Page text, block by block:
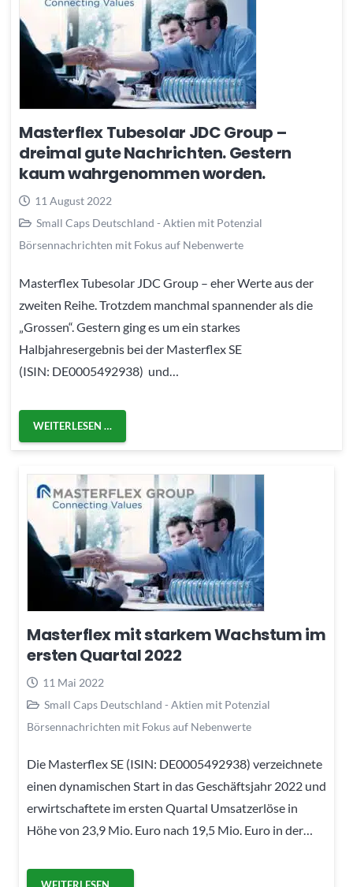
Masterflex Tubesolar JDC Group –
dreimal gute Nachrichten. Gestern
kaum wahrgenommen worden.
11 August 2022
Small Caps Deutschland - Aktien mit Potenzial
Börsennachrichten mit Fokus auf Nebenwerte
Masterflex Tubesolar JDC Group – eher Werte aus der
zweiten Reihe. Trotzdem manchmal spannender als die
„Grossen“. Gestern ging es um ein starkes
Halbjahresergebnis bei der Masterflex SE
(ISIN: DE0005492938) und…
WEITERLESEN …
Masterflex mit starkem Wachstum im
ersten Quartal 2022
11 Mai 2022
Small Caps Deutschland - Aktien mit Potenzial
Börsennachrichten mit Fokus auf Nebenwerte
Die Masterflex SE (ISIN: DE0005492938) verzeichnete
einen dynamischen Start in das Geschäftsjahr 2022 und
erwirtschaftete im ersten Quartal Umsatzerlöse in
Höhe von 23,9 Mio. Euro nach 19,5 Mio. Euro in der…